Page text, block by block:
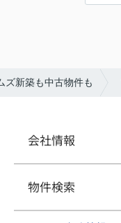
ズ新築も中古物件も
会社情報
物件検索